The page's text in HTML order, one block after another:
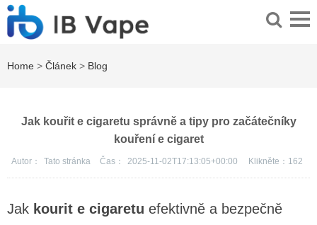
Home > Článek > Blog
Jak kouřit e cigaretu správně a tipy pro začátečníky
kouření e cigaret
Autor： Tato stránka Čas： 2025-11-02T17:13:05+00:00 Klikněte： 162
Jak kourit e cigaretu efektivně a bezpečně